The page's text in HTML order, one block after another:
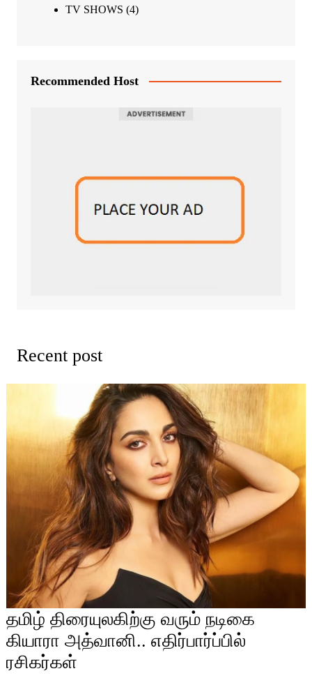
TV SHOWS (4)
Recommended Host
Recent post
தமிழ் திரையுலகிற்கு வரும் நடிகை
கியாரா அத்வானி.. எதிர்பார்ப்பில்
ரசிகர்கள்